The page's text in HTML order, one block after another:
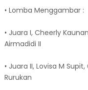
• Lomba Menggambar :
• Juara I, Cheerly
Airmadidi II
• Juara II, Lovisa M
Rurukan